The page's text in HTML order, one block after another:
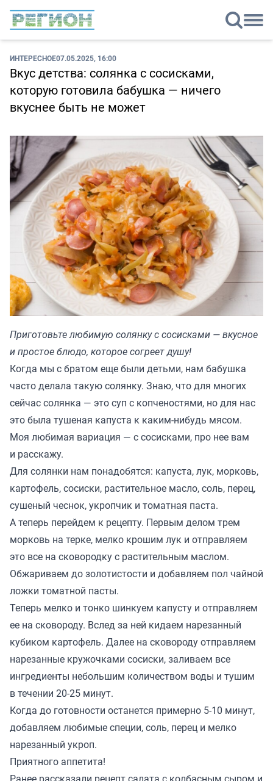
ИНТЕРЕСНОЕ07.05.2025, 16:00
Вкус детства: солянка с сосисками,
которую готовила бабушка — ничего
вкуснее быть не может
Приготовьте любимую солянку с сосисками — вкусное
и простое блюдо, которое согреет душу!
Когда мы с братом еще были детьми, нам бабушка
часто делала такую солянку. Знаю, что для многих
сейчас солянка — это суп с копченостями, но для нас
это была тушеная капуста к каким-нибудь мясом.
Моя любимая вариация — с сосисками, про нее вам
и расскажу.
Для солянки нам понадобятся: капуста, лук, морковь,
картофель, сосиски, растительное масло, соль, перец,
сушеный чеснок, укропчик и томатная паста.
А теперь перейдем к рецепту. Первым делом трем
морковь на терке, мелко крошим лук и отправляем
это все на сковородку с растительным маслом.
Обжариваем до золотистости и добавляем пол чайной
ложки томатной пасты.
Теперь мелко и тонко шинкуем капусту и отправляем
ее на сковороду. Вслед за ней кидаем нарезанный
кубиком картофель. Далее на сковороду отправляем
нарезанные кружочками сосиски, заливаем все
ингредиенты небольшим количеством воды и тушим
в течении 20-25 минут.
Когда до готовности останется примерно 5-10 минут,
добавляем любимые специи, соль, перец и мелко
нарезанный укроп.
Приятного аппетита!